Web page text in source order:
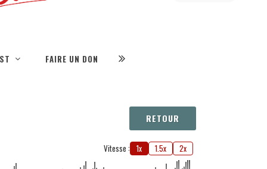
FAIRE UN DON
RETOUR
Vitesse : 1x 1.5x 2x